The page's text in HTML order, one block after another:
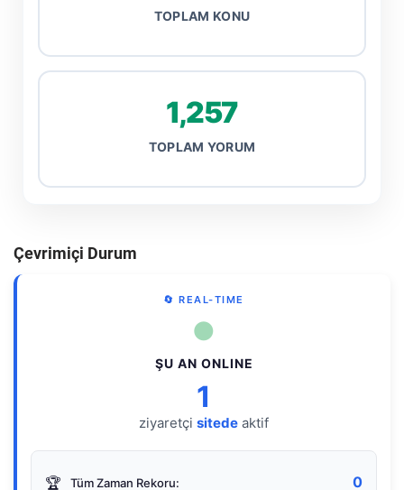
TOPLAM KONU
1,257
TOPLAM YORUM
Çevrimiçi Durum
🔄 REAL-TIME
●
ŞU AN ONLINE
1
ziyaretçi sitede aktif
🏆 Tüm Zaman Rekoru: 0